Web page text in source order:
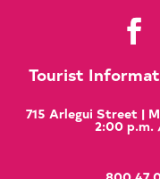
Tourist
715 Arlegui Street |
2:00 p.m.